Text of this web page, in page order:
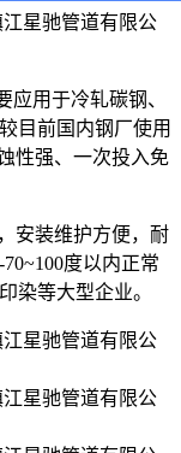
应用于冷轧碳钢、
目前国内钢厂使用
性强、一次投入免
安装维护方便，耐
度以内正常
染等大型企业。